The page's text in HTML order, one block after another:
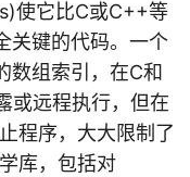
使它比C或C++等
关键的代码。一个
数组索引，在C和
或远程执行，但在
程序，大大限制了
库，包括对